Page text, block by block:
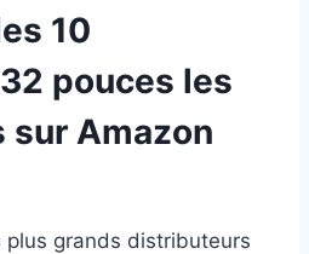
10
pouces les
sur Amazon
plus grands distributeurs